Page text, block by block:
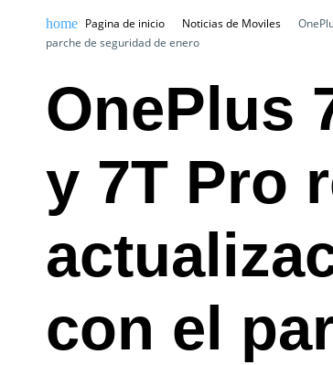
Pagina de inicio Noticias de Moviles
parche de seguridad de enero
OnePlus
y 7T Pro
con el